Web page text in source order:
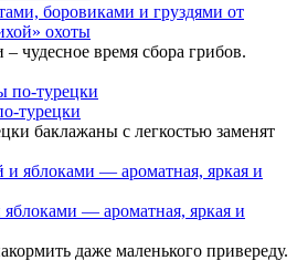
боровиками и груздями от
охоты
чудесное время сбора грибов.
турецки
баклажаны с легкостью заменят
— ароматная, яркая и
даже маленького привереду.